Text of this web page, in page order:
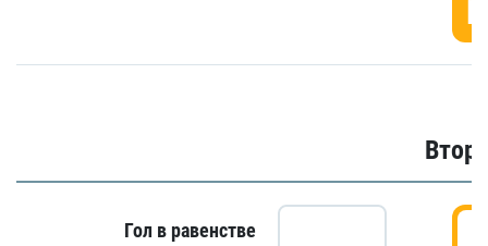
Гол в равенстве